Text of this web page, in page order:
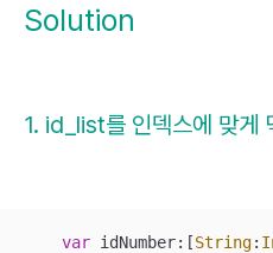
Solution
1. id_list를 인덱스에 맞게
var idNumber:[String: